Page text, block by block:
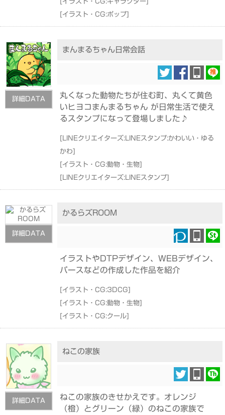
[イラスト・CG:ポップ]
詳細DATA
まんまるちゃん日常会話
丸くなった動物たちが住む町、丸くて黄色
いヒヨコまんまるちゃん が日常生活で使え
るスタンプになって登場しました♪
[ LINEクリエイターズ:LINEスタンプ:かわいい・ゆる
かわ]
[イラスト・CG:動物・生物]
[ LINEクリエイターズ:LINEスタンプ]
詳細DATA
かるらズROOM
イラストやDTPデザイン、WEBデザイン、
パースなどの作成した作品を紹介
[イラスト・CG:3DCG]
[イラスト・CG:動物・生物]
[イラスト・CG:クール]
詳細DATA
ねこの家族
ねこの家族のきせかえです。オレンジ
（橙）とグリーン（緑）のねこの家族で